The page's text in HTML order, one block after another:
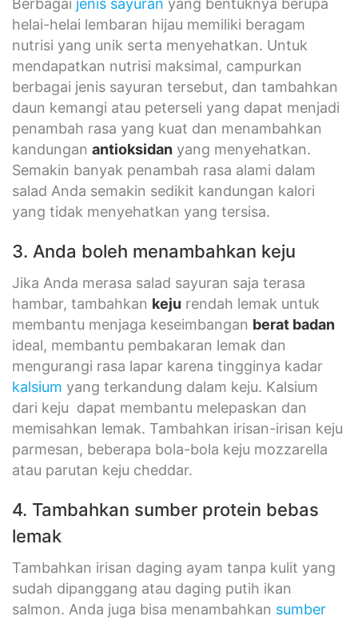
Berbagai jenis sayuran yang bentuknya berupa
helai-helai lembaran hijau memiliki beragam
nutrisi yang unik serta menyehatkan. Untuk
mendapatkan nutrisi maksimal, campurkan
berbagai jenis sayuran tersebut, dan tambahkan
daun kemangi atau peterseli yang dapat menjadi
penambah rasa yang kuat dan menambahkan
kandungan antioksidan yang menyehatkan.
Semakin banyak penambah rasa alami dalam
salad Anda semakin sedikit kandungan kalori
yang tidak menyehatkan yang tersisa.
3. Anda boleh menambahkan keju
Jika Anda merasa salad sayuran saja terasa
hambar, tambahkan keju rendah lemak untuk
membantu menjaga keseimbangan berat badan
ideal, membantu pembakaran lemak dan
mengurangi rasa lapar karena tingginya kadar
kalsium yang terkandung dalam keju. Kalsium
dari keju dapat membantu melepaskan dan
memisahkan lemak. Tambahkan irisan-irisan keju
parmesan, beberapa bola-bola keju mozzarella
atau parutan keju cheddar.
4. Tambahkan sumber protein bebas
lemak
Tambahkan irisan daging ayam tanpa kulit yang
sudah dipanggang atau daging putih ikan
salmon. Anda juga bisa menambahkan sumber